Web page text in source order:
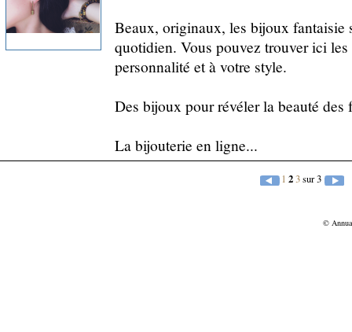
Beaux, originaux, les bijoux fantaisie
quotidien. Vous pouvez trouver ici
personnalité et à votre style.
Des bijoux pour révéler la beauté des
La bijouterie en ligne...
1 23sur 3
©